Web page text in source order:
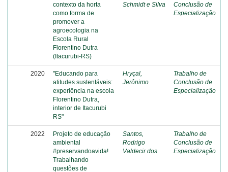
contexto da horta
como forma de
promover a
agroecologia na
Escola Rural
Florentino Dutra
(Itacurubi-RS)
Schmidt e Silva
Conclusão de
Especialização
2020
"Educando para
atitudes sustentáveis:
experiência na escola
Florentino Dutra,
interior de Itacurubi
RS"
Hryçal,
Jerônimo
Trabalho de
Conclusão de
Especialização
2022
Projeto de educação
ambiental
#preservandoavida!
Trabalhando
questões de
Santos,
Rodrigo
Valdecir dos
Trabalho de
Conclusão de
Especialização